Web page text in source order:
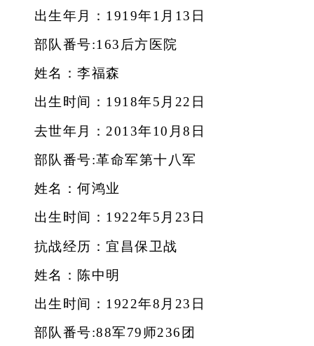
出生年月：1919年1月13日
部队番号:163后方医院
姓名：李福森
出生时间：1918年5月22日
去世年月：2013年10月8日
部队番号:革命军第十八军
姓名：何鸿业
出生时间：1922年5月23日
抗战经历：宜昌保卫战
姓名：陈中明
出生时间：1922年8月23日
部队番号:88军79师236团